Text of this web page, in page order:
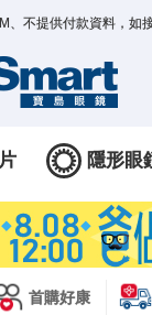
、不提供付款資料，如
隱形眼
首購好康